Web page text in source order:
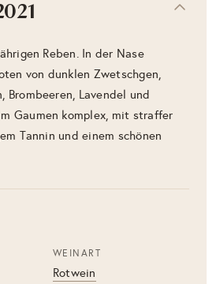
Reben. In der Nase
von dunklen Zwetschgen,
Brombeeren, Lavendel und
Gaumen komplex, mit straffer
Tannin und einem schönen
WEINART
Rotwein